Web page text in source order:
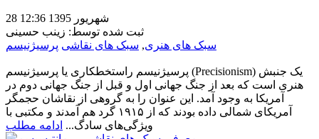
28 شهریور 1395 12:36
ثبت شده توسط: زینب حسینی
سبک های هنری, سبک های نقاشی پرسیژنیسم
پرسیژنیسم راستخطکاری یا پرسیژنیسم (Precisionism) یک جنبش
هنری است که بعد از جنگ جهانی اول و قبل از جنگ جهانی دوم در
آمریکا به وجود آمد. این عنوان را به گروهی از نقاشان حجمگر
آمریکای شمالی داده بودند که از ۱۹۱۵ گرد هم آمدند و مکتبی با
ویژگی‌های سادگ... ادامه مطلب